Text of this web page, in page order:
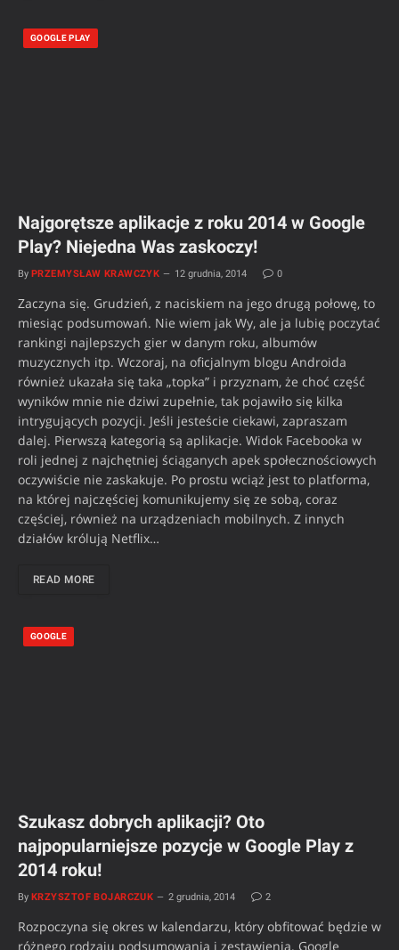
GOOGLE PLAY
Najgorętsze aplikacje z roku 2014 w Google
Play? Niejedna Was zaskoczy!
By PRZEMYSŁAW KRAWCZYK 12 grudnia, 2014 0
Zaczyna się. Grudzień, z naciskiem na jego drugą połowę, to
miesiąc podsumowań. Nie wiem jak Wy, ale ja lubię poczytać
rankingi najlepszych gier w danym roku, albumów
muzycznych itp. Wczoraj, na oficjalnym blogu Androida
również ukazała się taka „topka” i przyznam, że choć część
wyników mnie nie dziwi zupełnie, tak pojawiło się kilka
intrygujących pozycji. Jeśli jesteście ciekawi, zapraszam
dalej. Pierwszą kategorią są aplikacje. Widok Facebooka w
roli jednej z najchętniej ściąganych apek społecznościowych
oczywiście nie zaskakuje. Po prostu wciąż jest to platforma,
na której najczęściej komunikujemy się ze sobą, coraz
częściej, również na urządzeniach mobilnych. Z innych
działów królują Netflix…
READ MORE
GOOGLE
Szukasz dobrych aplikacji? Oto
najpopularniejsze pozycje w Google Play z
2014 roku!
By KRZYSZTOF BOJARCZUK 2 grudnia, 2014 2
Rozpoczyna się okres w kalendarzu, który obfitować będzie w
różnego rodzaju podsumowania i zestawienia. Google